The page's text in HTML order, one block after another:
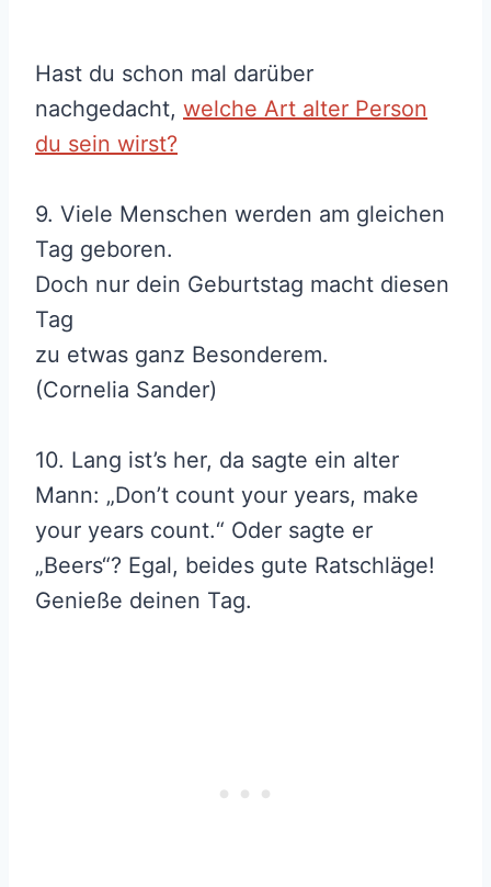
Hast du schon mal darüber
nachgedacht, welche Art alter Person
du sein wirst?
9. Viele Menschen werden am gleichen
Tag geboren.
Doch nur dein Geburtstag macht diesen
Tag
zu etwas ganz Besonderem.
(Cornelia Sander)
10. Lang ist’s her, da sagte ein alter
Mann: „Don’t count your years, make
your years count.“ Oder sagte er
„Beers“? Egal, beides gute Ratschläge!
Genieße deinen Tag.